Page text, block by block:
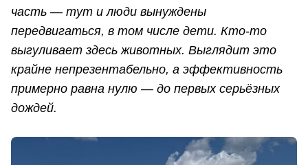
часть — тут и люди вынуждены
передвигаться, в том числе дети. Кто-то
выгуливает здесь животных. Выглядит это
крайне непрезентабельно, а эффективность
примерно равна нулю — до первых серьёзных
дождей.